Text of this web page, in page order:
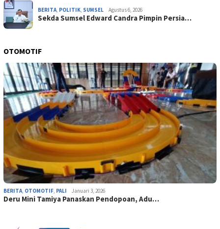
BERITA, POLITIK, SUMSEL Agustus 6, 2026
Sekda Sumsel Edward Candra Pimpin Persia…
OTOMOTIF
BERITA, OTOMOTIF, PALI Januari 3, 2026
Deru Mini Tamiya Panaskan Pendopoan, Adu…